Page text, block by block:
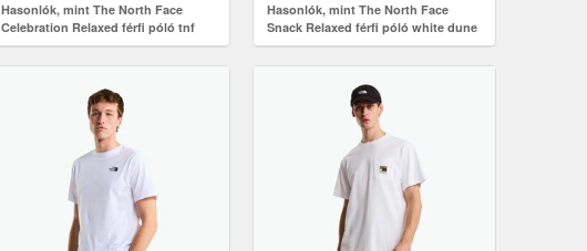
Hasonlók, mint The North Face
Celebration Relaxed férfi póló tnf
white (Celebration Relaxed
NF0A8GAQFN41)
Hasonlók, mint The North Face
Snack Relaxed férfi póló white dune
(Snack Relaxed NF0A8G9RQLI1)